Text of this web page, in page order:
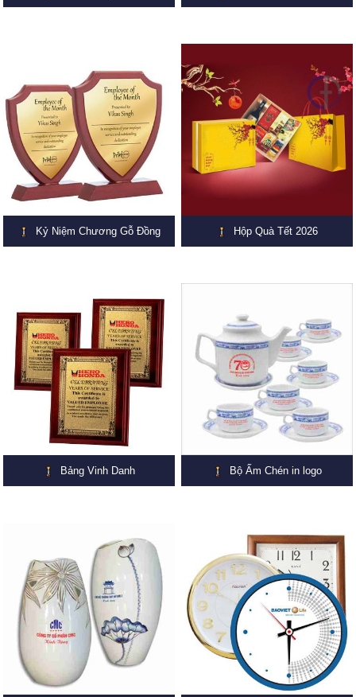
Kỷ Niệm Chương Gỗ Đồng Hộp Quà Tết 2026
Bảng Vinh Danh Bộ Ấm Chén in logo